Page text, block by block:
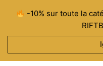
contenu
-10% sur toute la